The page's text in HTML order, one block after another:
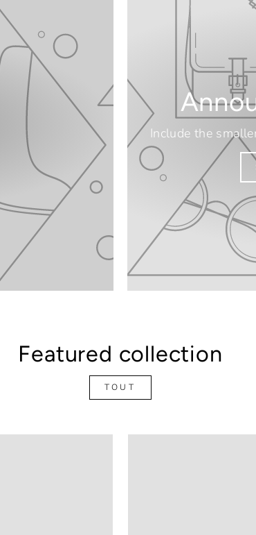
Include the
Featured collection
TOUT